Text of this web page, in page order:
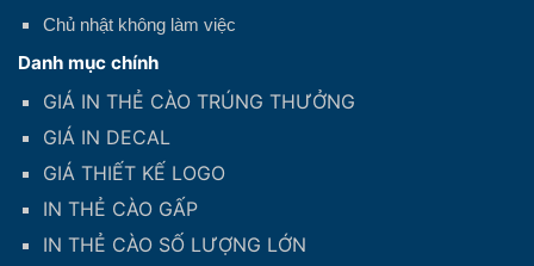
Chủ nhật không làm việc
Danh mục chính
GIÁ IN THẺ CÀO TRÚNG THƯỞNG
GIÁ IN DECAL
GIÁ THIẾT KẾ LOGO
IN THẺ CÀO GẤP
IN THẺ CÀO SỐ LƯỢNG LỚN